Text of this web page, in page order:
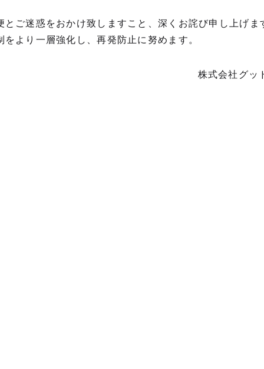
ご迷惑をおかけ致しますこと、深くお詫び申し上げま
より一層強化し、再発防止に努めます。
株式会社グッ